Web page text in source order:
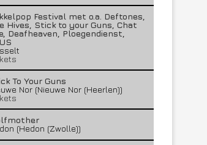
Festival met o.a. Deftones,
Hives, Stick to your Guns, Chat
Deafheaven, Ploegendienst,
To Your Guns
Nor (Nieuwe Nor (Heerlen))
(Hedon (Zwolle))